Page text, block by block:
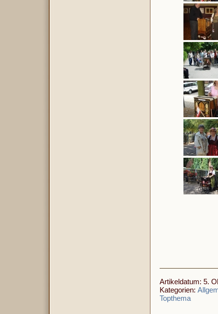
Artikeldatum: 5.
Kategorien:
Topthema